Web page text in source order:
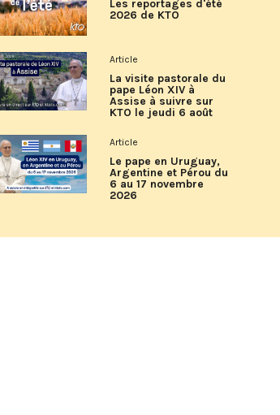
Les reportages d'été
2026 de KTO
Article
La visite pastorale du
pape Léon XIV à
Assise à suivre sur
KTO le jeudi 6 août
Article
Le pape en Uruguay,
Argentine et Pérou du
6 au 17 novembre
2026